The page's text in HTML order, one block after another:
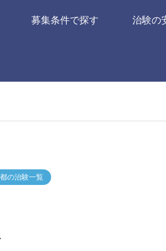
募集条件で探す 治験の
の治験一覧